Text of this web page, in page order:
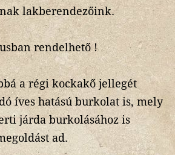
lakberendezőink.
rendelhető !
a régi kockakő jellegét
íves hatású burkolat is, mely
járda burkolásához is
ad.